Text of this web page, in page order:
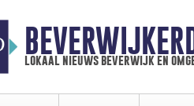
lokaal nieuws beverwijk en